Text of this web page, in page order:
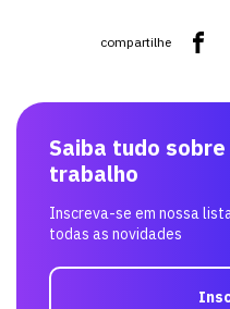
compartilhe
Saiba tudo
trabalho
Inscreva-se em nossa
todas as novidades